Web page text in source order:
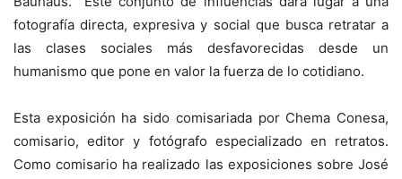
fotografía directa, expresiva y social que busca retratar a
las clases sociales más desfavorecidas desde un
humanismo que pone en valor la fuerza de lo cotidiano.
Esta exposición ha sido comisariada por Chema Conesa,
comisario, editor y fotógrafo especializado en retratos.
Como comisario ha realizado las exposiciones sobre José